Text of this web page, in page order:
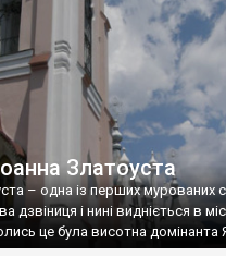
Златоуста
– одна із перших мурованих
і нині видніється в
це була висотна домінанта